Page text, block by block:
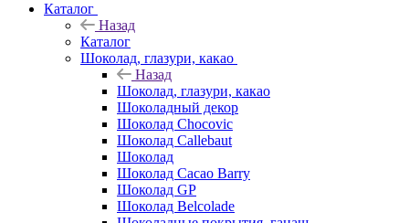
Каталог
Назад
Каталог
Шоколад, глазури, какао
Назад
Шоколад, глазури, какао
Шоколадный декор
Шоколад Chocovic
Шоколад Callebaut
Шоколад
Шоколад Cacao Barry
Шоколад GP
Шоколад Belcolade